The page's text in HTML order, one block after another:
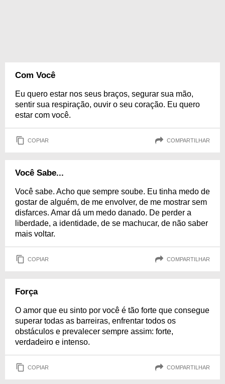
Com Você
Eu quero estar nos seus braços, segurar sua mão,
sentir sua respiração, ouvir o seu coração. Eu quero
estar com você.
COPIAR COMPARTILHAR
Você Sabe...
Você sabe. Acho que sempre soube. Eu tinha medo de
gostar de alguém, de me envolver, de me mostrar sem
disfarces. Amar dá um medo danado. De perder a
liberdade, a identidade, de se machucar, de não saber
mais voltar.
COPIAR COMPARTILHAR
Força
O amor que eu sinto por você é tão forte que consegue
superar todas as barreiras, enfrentar todos os
obstáculos e prevalecer sempre assim: forte,
verdadeiro e intenso.
COPIAR COMPARTILHAR